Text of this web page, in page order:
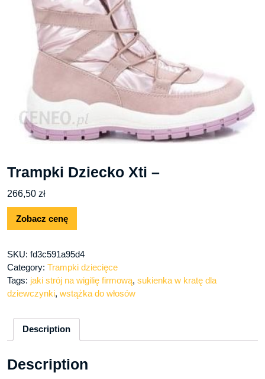
Trampki Dziecko Xti –
266,50 zł
Zobacz cenę
SKU: fd3c591a95d4
Category: Trampki dziecięce
Tags: jaki strój na wigilię firmową, sukienka w kratę dla
dziewczynki, wstążka do włosów
Description
Description